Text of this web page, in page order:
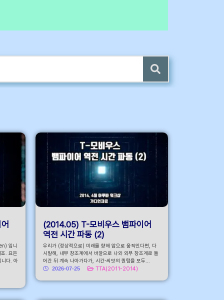
자책 증정
입니
. 요든
니다. 아
(2014.05) T-모비우스 뱀파이어
역전 시간 파동 (2)
우리가 (정상적으로) 미래를 향해 앞으로 움직인다면, 다
시말해, 내부 창조계에서 바깥으로 나와 외부 창조계로 들
어간 뒤 계속 나아가다가, 시간-씨앗의 퀀텀을 모두...
2026-07-25
TTA(2011-2014)